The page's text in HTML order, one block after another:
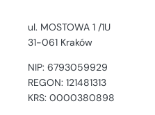
ul. MOSTOWA 1 /1U
31-061 Kraków
NIP: 6793059929
REGON: 121481313
KRS: 0000380898